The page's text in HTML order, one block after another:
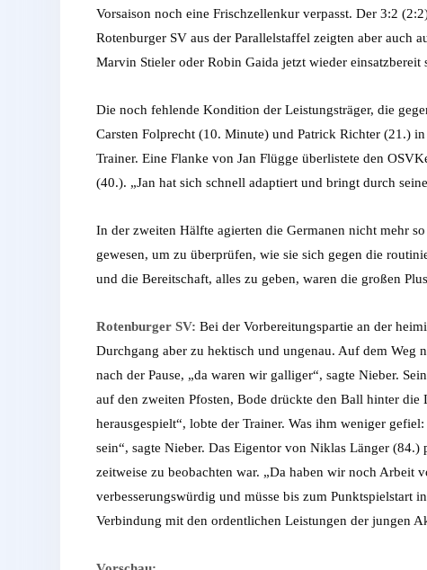
Vorsaison noch eine Frischzellenkur verpasst. Der 3:2
Rotenburger SV aus der Parallelstaffel zeigten aber auch
Marvin Stieler oder Robin Gaida jetzt wieder
Die noch fehlende Kondition der Leistungsträger, die
Carsten Folprecht (10. Minute) und Patrick Richter (21.)
Trainer. Eine Flanke von Jan Flügge überlistete den
(40.). „Jan hat sich schnell adaptiert und bringt durch
In der zweiten Hälfte agierten die Germanen nicht mehr
gewesen, um zu überprüfen, wie sie sich gegen die
und die Bereitschaft, alles zu geben, waren die großen
Rotenburger SV: Bei der Vorbereitungspartie an der
Durchgang aber zu hektisch und ungenau. Auf dem Weg
nach der Pause, „da waren wir galliger“, sagte Nieber.
auf den zweiten Pfosten, Bode drückte den Ball hinter
herausgespielt“, lobte der Trainer. Was ihm weniger
sein“, sagte Nieber. Das Eigentor von Niklas Länger
zeitweise zu beobachten war. „Da haben wir noch Arbeit
verbesserungswürdig und müsse bis zum Punktspielstart
Verbindung mit den ordentlichen Leistungen der jungen